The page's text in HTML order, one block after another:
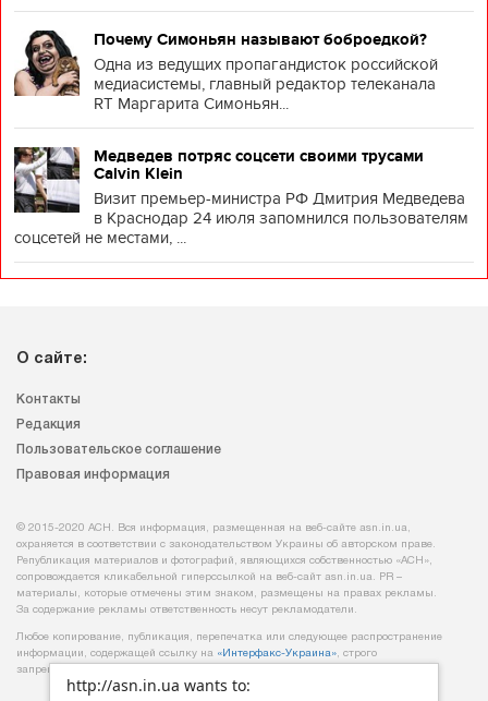
http://asn.in.ua wants to:
Почему Симоньян называют боброедкой?
Одна из ведущих пропагандисток российской
медиасистемы, главный редактор телеканала
RT Маргарита Симоньян...
Медведев потряс соцсети своими трусами
Calvin Klein
Визит премьер-министра РФ Дмитрия Медведева
в Краснодар 24 июля запомнился пользователям
соцсетей не местами, ...
О сайте:
Контакты
Редакция
Пользовательское соглашение
Правовая информация
© 2015-2020 АСН. Вся информация, размещенная на веб-сайте asn.in.ua,
охраняется в соответствии с законодательством Украины об авторском праве.
Републикация материалов и фотографий, являющихся собственностью «АСН»,
сопровождается кликабельной гиперссылкой на веб-сайт asn.іn.ua. PR –
материалы, которые отмечены этим знаком, размещены на правах рекламы.
За содержание рекламы ответственность несут рекламодатели.
Любое копирование, публикация, перепечатка или следующее распространение
информации, содержащей ссылку на «Интерфакс-Украина», строго
запрещается.